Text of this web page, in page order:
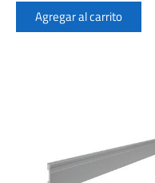
Agregar al carrito